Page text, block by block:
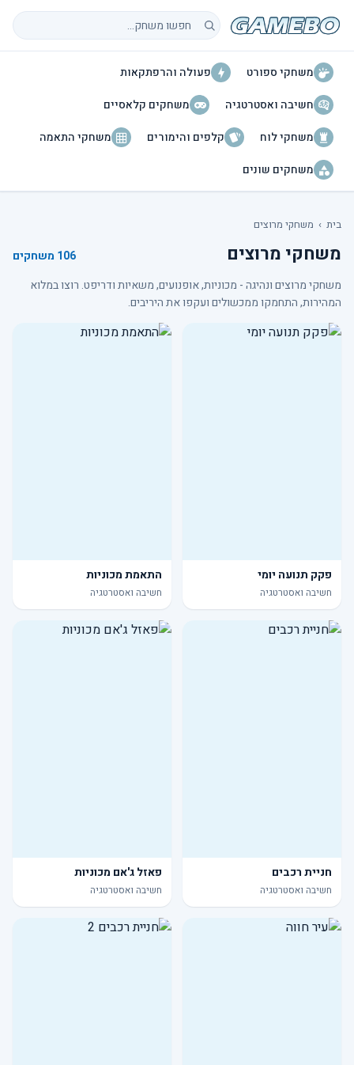
חיפוש משחקים
משחקי ספורט
פעולה והרפתקאות
חשיבה ואסטרטגיה
משחקים קלאסיים
משחקי לוח
קלפים והימורים
משחקי התאמה
משחקים שונים
בית › משחקי מרוצים
משחקי מרוצים
106 משחקים
משחקי מרוצים ונהיגה - מכוניות, אופנועים, משאיות ודריפט. רוצו במלוא
המהירות, התחמקו ממכשולים ועקפו את היריבים.
פקק תנועה יומי
חשיבה ואסטרטגיה
התאמת מכוניות
חשיבה ואסטרטגיה
חניית רכבים
חשיבה ואסטרטגיה
פאזל ג'אם מכוניות
חשיבה ואסטרטגיה